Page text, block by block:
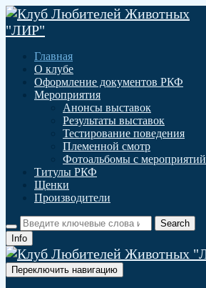
Главная
О клубе
Оформление документов РКФ
Мероприятия
Анонсы выставок
Результаты выставок
Тестирование поведения
Племенной смотр
Фотоальбомы с мероприятий
Титулы РКФ
Щенки
Производители
Info
Переключить навигацию